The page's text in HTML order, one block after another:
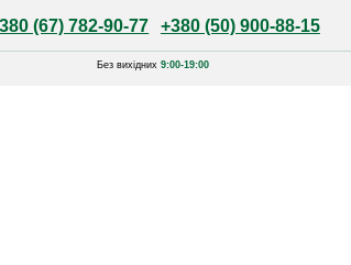
+380 (50) 900-88-15